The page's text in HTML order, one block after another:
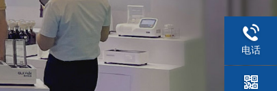
电话